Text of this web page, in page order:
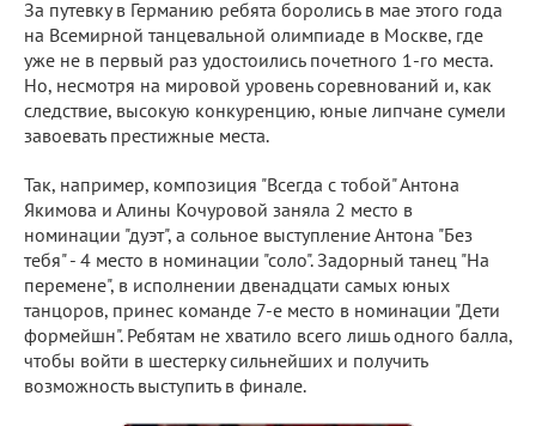
За путевку в Германию ребята боролись в мае этого года
на Всемирной танцевальной олимпиаде в Москве, где
уже не в первый раз удостоились почетного 1-го места.
Но, несмотря на мировой уровень соревнований и, как
следствие, высокую конкуренцию, юные липчане сумели
завоевать престижные места.
Так, например, композиция "Всегда с тобой" Антона
Якимова и Алины Кочуровой заняла 2 место в
номинации "дуэт", а сольное выступление Антона "Без
тебя" - 4 место в номинации "соло". Задорный танец "На
перемене", в исполнении двенадцати самых юных
танцоров, принес команде 7-е место в номинации "Дети
формейшн". Ребятам не хватило всего лишь одного балла,
чтобы войти в шестерку сильнейших и получить
возможность выступить в финале.